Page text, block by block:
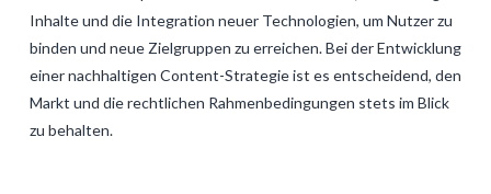
Inhalte und die Integration neuer Technologien, um Nutzer zu
binden und neue Zielgruppen zu erreichen. Bei der Entwicklung
einer nachhaltigen Content-Strategie ist es entscheidend, den
Markt und die rechtlichen Rahmenbedingungen stets im Blick
zu behalten.